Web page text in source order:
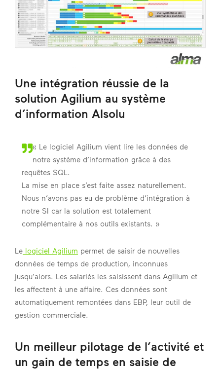
Une intégration réussie de la
solution Agilium au système
d’information Alsolu
« Le logiciel Agilium vient lire les données de
notre système d’information grâce à des
requêtes SQL.
La mise en place s’est faite assez naturellement.
Nous n’avons pas eu de problème d’intégration à
notre SI car la solution est totalement
complémentaire à nos outils existants. »
Le logiciel Agilium permet de saisir de nouvelles
données de temps de production, inconnues
jusqu’alors. Les salariés les saisissent dans Agilium et
les affectent à une affaire. Ces données sont
automatiquement remontées dans EBP, leur outil de
gestion commerciale.
Un meilleur pilotage de l’activité et
un gain de temps en saisie de